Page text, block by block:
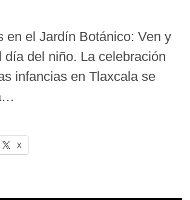
en el Jardín Botánico: Ven y
día del niño. La celebración
infancias en Tlaxcala se
X